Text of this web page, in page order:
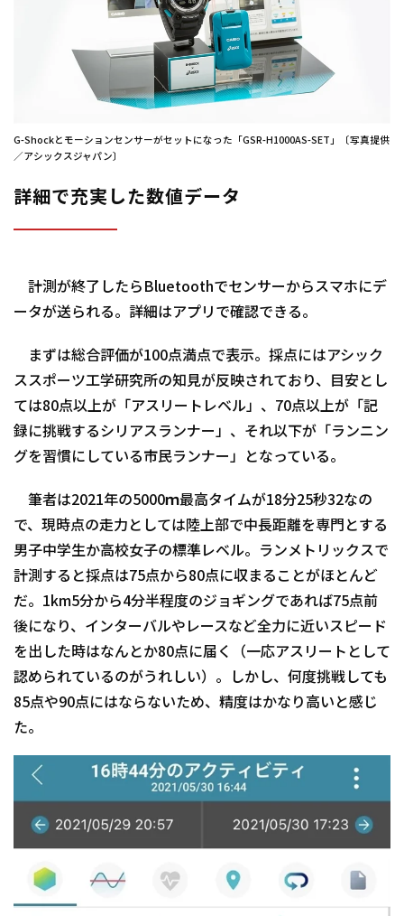
G-Shockとモーションセンサーがセットになった「GSR-H1000AS-SET」〔写真提供
／アシックスジャパン〕
詳細で充実した数値データ
計測が終了したらBluetoothでセンサーからスマホにデ
ータが送られる。詳細はアプリで確認できる。
まずは総合評価が100点満点で表示。採点にはアシック
ススポーツ工学研究所の知見が反映されており、目安とし
ては80点以上が「アスリートレベル」、70点以上が「記
録に挑戦するシリアスランナー」、それ以下が「ランニン
グを習慣にしている市民ランナー」となっている。
筆者は2021年の5000ｍ最高タイムが18分25秒32なの
で、現時点の走力としては陸上部で中長距離を専門とする
男子中学生か高校女子の標準レベル。ランメトリックスで
計測すると採点は75点から80点に収まることがほとんど
だ。1km5分から4分半程度のジョギングであれば75点前
後になり、インターバルやレースなど全力に近いスピード
を出した時はなんとか80点に届く（一応アスリートとして
認められているのがうれしい）。しかし、何度挑戦しても
85点や90点にはならないため、精度はかなり高いと感じ
た。